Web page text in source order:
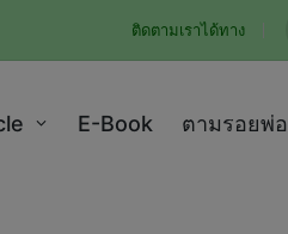
ติดตามเราได้ทาง
E-Book ตามรอยพ่อ